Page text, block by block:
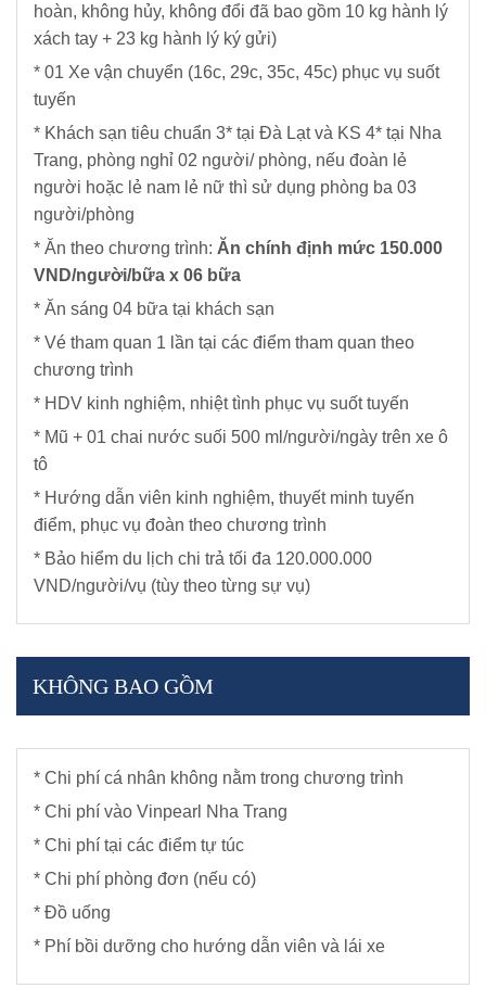
hoàn, không hủy, không đổi đã bao gồm 10 kg hành lý
xách tay + 23 kg hành lý ký gửi)
* 01 Xe vận chuyển (16c, 29c, 35c, 45c) phục vụ suốt
tuyến
* Khách sạn tiêu chuẩn 3* tại Đà Lạt và KS 4* tại Nha
Trang, phòng nghỉ 02 người/ phòng, nếu đoàn lẻ
người hoặc lẻ nam lẻ nữ thì sử dụng phòng ba 03
người/phòng
* Ăn theo chương trình: Ăn chính định mức 150.000
VND/người/bữa x 06 bữa
* Ăn sáng 04 bữa tại khách sạn
* Vé tham quan 1 lần tại các điểm tham quan theo
chương trình
* HDV kinh nghiệm, nhiệt tình phục vụ suốt tuyến
* Mũ + 01 chai nước suối 500 ml/người/ngày trên xe ô
tô
* Hướng dẫn viên kinh nghiệm, thuyết minh tuyến
điểm, phục vụ đoàn theo chương trình
* Bảo hiểm du lịch chi trả tối đa 120.000.000
VND/người/vụ (tùy theo từng sự vụ)
KHÔNG BAO GỒM
* Chi phí cá nhân không nằm trong chương trình
* Chi phí vào Vinpearl Nha Trang
* Chi phí tại các điểm tự túc
* Chi phí phòng đơn (nếu có)
* Đồ uống
* Phí bồi dưỡng cho hướng dẫn viên và lái xe